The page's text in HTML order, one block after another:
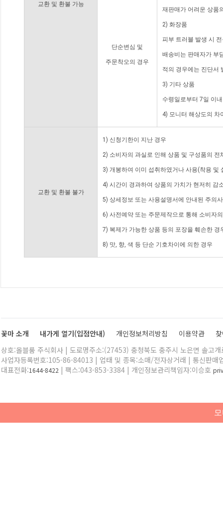
교환 및 환불 가능
단순변심 및
주문착오의 경우
재판매가 어려운 상품
2) 화장품
피부 트러블 발생 시
배송비는 판매자가 부
적의 경우에는 진단서
3) 기타 상품
수령일로부터 7일 이
4) 모니터 해상도의 차
교환 및 환불 불가
1) 신청기한이 지난 경우
2) 소비자의 과실로 인해 상품 및 구성품의
3) 개봉하여 이미 섭취하였거나 사용(착용 및
4) 시간이 경과하여 상품의 가치가 현저히 감
5) 상세정보 또는 사용설명서에 안내된 주의
6) 사전예약 또는 주문제작으로 통해 소비자
7) 복제가 가능한 상품 등의 포장을 훼손한 경
8) 맛, 향, 색 등 단순 기호차이에 의한 경우
꽃마 소개 내가게 열기(입점안내) 개인정보처리방침 이용약관
상호:올블룸 주식회사 | 도로명주소:(27453) 충청북도 충주시 노은면 솔고
사업자등록번호:105-86-84013 | 업태 및 종목:소매/전자상거래 | 통신판매
대표전화:1644-8422 | 팩스:043-853-3384 | 개인정보관리책임자:이승호